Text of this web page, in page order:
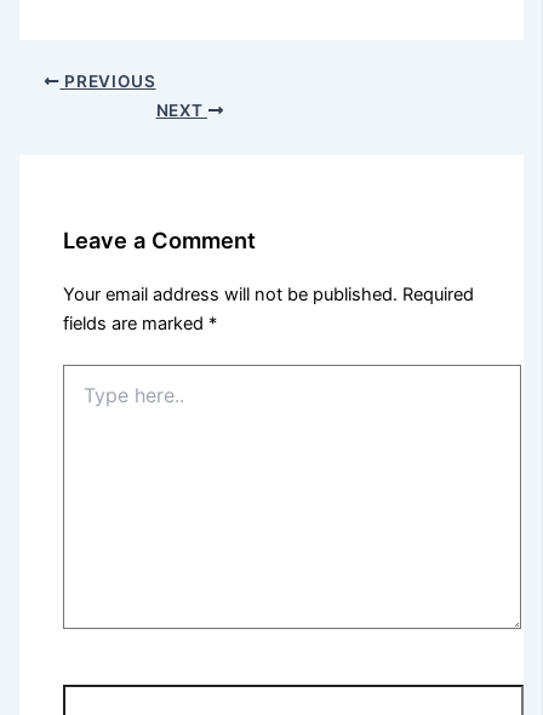
PREVIOUS
NEXT
Leave a Comment
Your email address will not be published. Required
fields are marked *
here..